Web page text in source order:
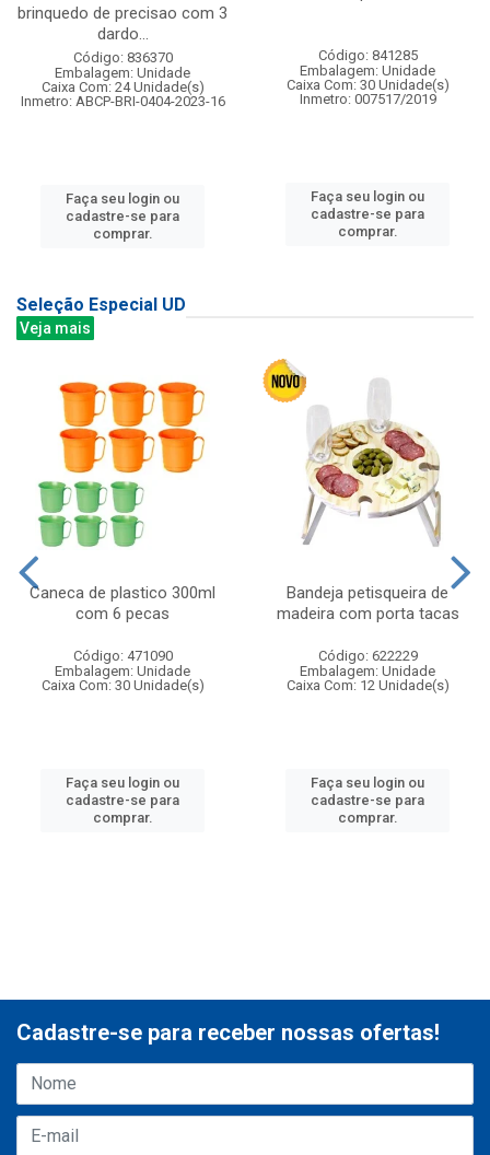
brinquedo de precisao com 3
dardo...
Código: 836370
Embalagem: Unidade
Caixa Com: 24 Unidade(s)
Inmetro: ABCP-BRI-0404-2023-16
Faça seu login ou
cadastre-se para
comprar.
Código: 841285
Embalagem: Unidade
Caixa Com: 30 Unidade(s)
Inmetro: 007517/2019
Faça seu login ou
cadastre-se para
comprar.
Seleção Especial UD
Veja mais
Caneca de plastico 300ml
com 6 pecas
Código: 471090
Embalagem: Unidade
Caixa Com: 30 Unidade(s)
Faça seu login ou
cadastre-se para
comprar.
Bandeja petisqueira de
madeira com porta tacas
Código: 622229
Embalagem: Unidade
Caixa Com: 12 Unidade(s)
Faça seu login ou
cadastre-se para
comprar.
Cadastre-se para receber nossas ofertas!